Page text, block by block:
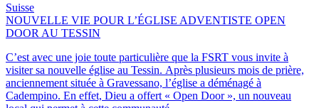
Suisse
NOUVELLE VIE POUR L’ÉGLISE ADVENTISTE OPEN
DOOR AU TESSIN
C’est avec une joie toute particulière que la FSRT vous invite à
visiter sa nouvelle église au Tessin. Après plusieurs mois de prière,
anciennement située à Gravessano, l’église a déménagé à
Cadempino. En effet, Dieu a offert « Open Door », un nouveau